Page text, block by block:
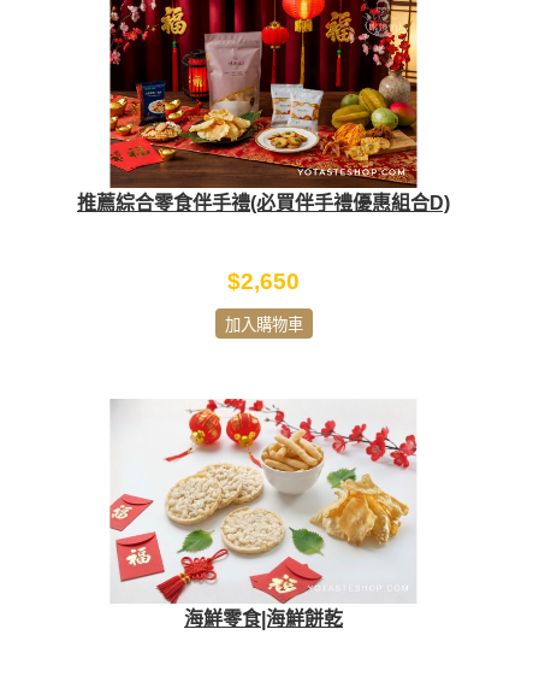
推薦綜合零食伴手禮(必買伴手禮優惠組合D)
$2,650
加入購物車
海鮮零食|海鮮餅乾